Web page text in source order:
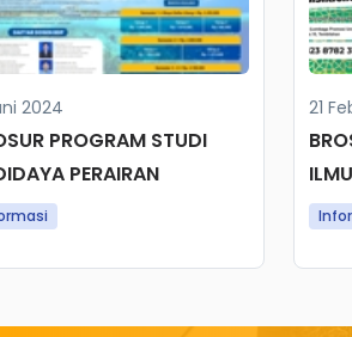
2024
PROGRAM STUDI
PERAIRAN
21